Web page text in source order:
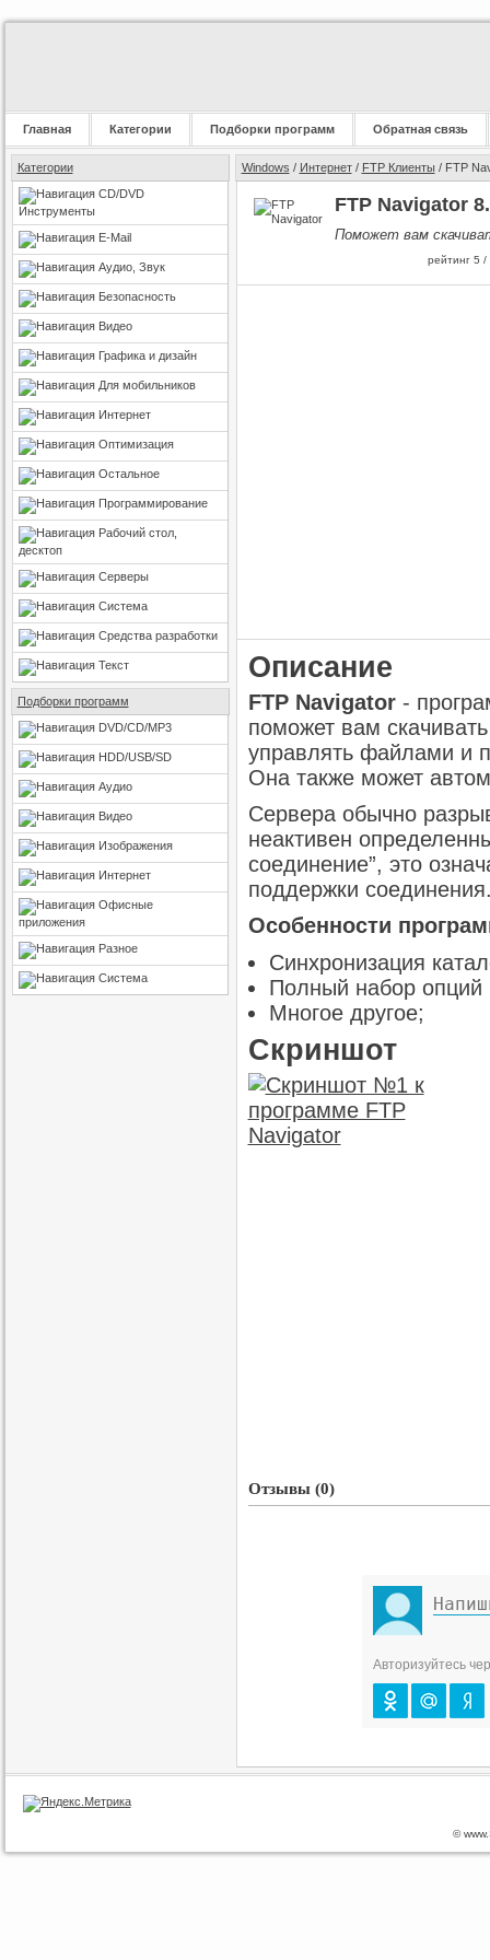
Главная Категории Подборки программ Обратная связь
Категории
CD/DVD
Инструменты
E-Mail
Аудио, Звук
Безопасность
Видео
Графика и дизайн
Для мобильников
Интернет
Оптимизация
Остальное
Программирование
Рабочий стол,
десктоп
Серверы
Система
Средства разработки
Текст
Подборки программ
DVD/CD/MP3
HDD/USB/SD
Аудио
Видео
Изображения
Интернет
Офисные
приложения
Разное
Система
Windows / Интернет/ FTP Клиенты/ FTP
FTP Navigator
Поможет вам
рейтинг 5 /
Описание
FTP Navigator-
поможет вам
управлять файлами и
Она также может
Сервера обычно
неактивен
соединение”, это
поддержки
Особенности
Синхронизация
Полный набор опций
Многое другое;
Скриншот
Отзывы (0)
Авторизуйтесь
©